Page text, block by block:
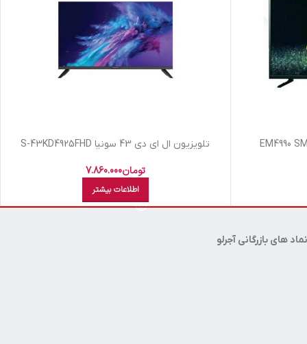
تلویزیون ال اي دي 43 سونيا S-43KD4925FHD
تومان7.860.000
اطلاعات بیشتر
نماد های بازرگانی آجرلو